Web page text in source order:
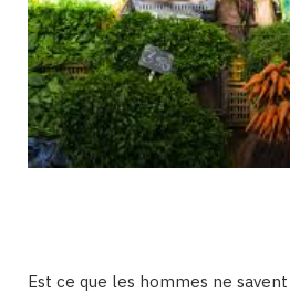
Est ce que les hommes ne